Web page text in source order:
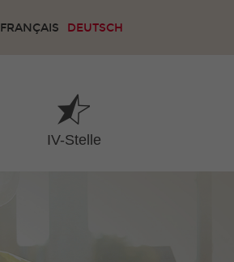
FRANÇAIS DEUTSCH
IV-Stelle